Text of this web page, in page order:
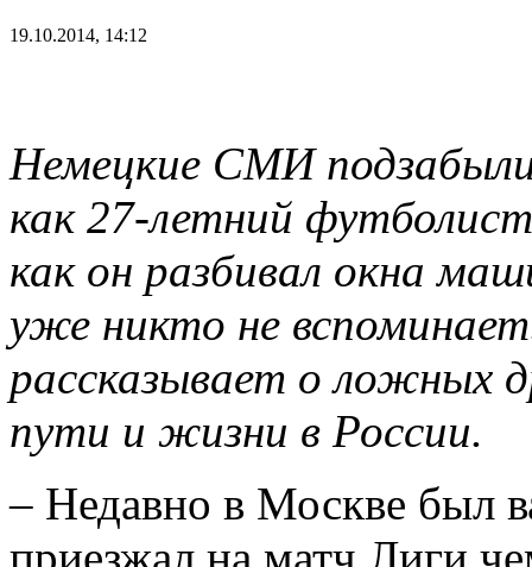
19.10.2014, 14:12
Немецкие СМИ
как 27-летний
как он разбивал окна
уже никто не
рассказывает о ложных
пути и жизни в России.
– Недавно в Москве был
приезжал на матч Лиги